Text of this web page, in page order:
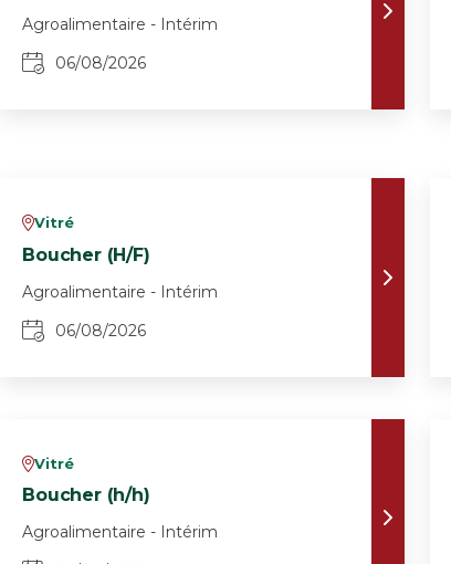
Agroalimentaire - Intérim
06/08/2026
vVitré
Boucher (H/F)
Agroalimentaire - Intérim
06/08/2026
vVitré
Boucher (h/h)
Agroalimentaire - Intérim